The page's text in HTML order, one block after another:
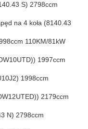
S) 2798ccm
na 4 koła (8140.43
110KM/81kW
1997ccm
1998ccm
2179ccm
N) 2798ccm